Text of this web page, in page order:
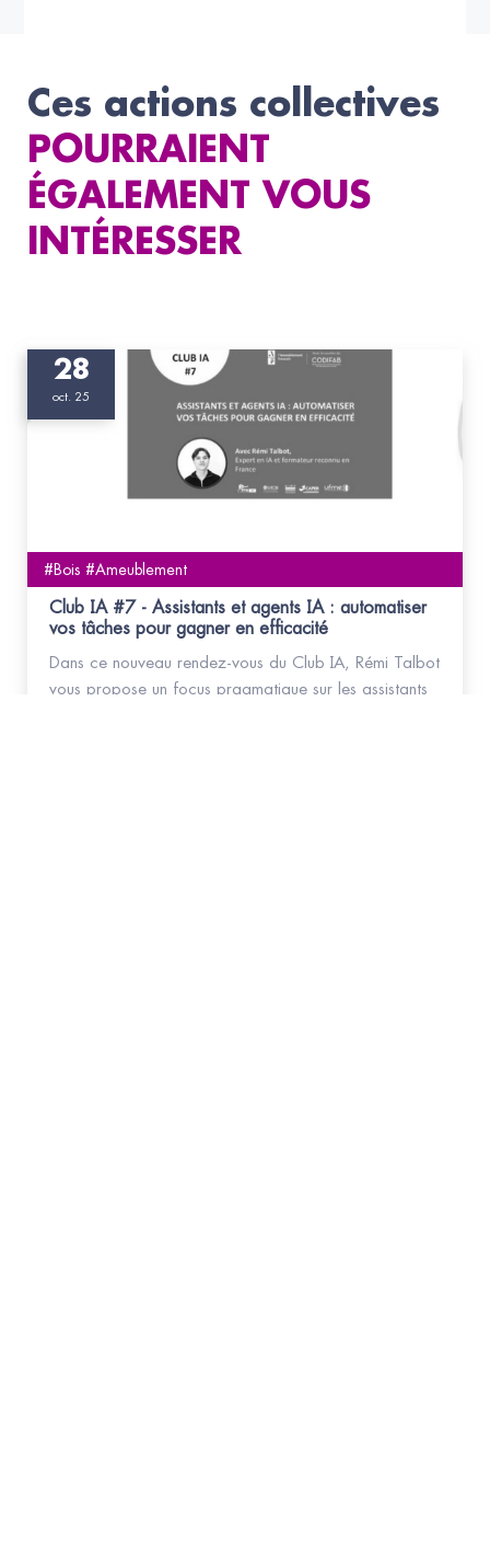
Ces actions collectives
POURRAIENT
ÉGALEMENT VOUS
INTÉRESSER
28
oct. 25
#Bois #Ameublement
Club IA #7 - Assistants et agents IA : automatiser
vos tâches pour gagner en efficacité
Dans ce nouveau rendez-vous du Club IA, Rémi Talbot
vous propose un focus pragmatique sur les assistants